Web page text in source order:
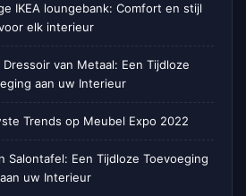
IKEA loungebank: Comfort en stijl
elk interieur
van Metaal: Een Tijdloze
aan uw Interieur
Trends op Meubel Expo 2022
Salontafel: Een Tijdloze Toevoeging
aan uw Interieur